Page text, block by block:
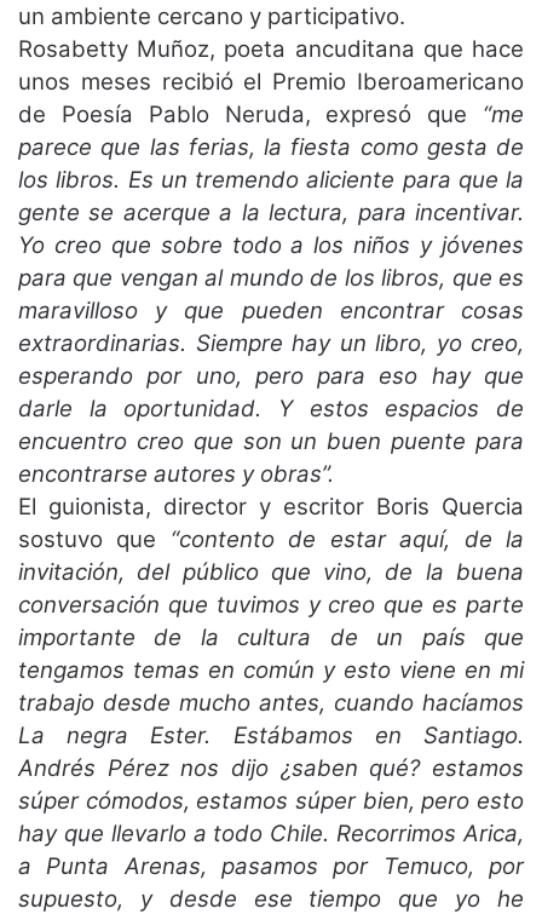
un ambiente cercano y participativo.
Rosabetty Muñoz, poeta ancuditana que hace
unos meses recibió el Premio Iberoamericano
de Poesía Pablo Neruda, expresó que “me
parece que las ferias, la fiesta como gesta de
los libros. Es un tremendo aliciente para que la
gente se acerque a la lectura, para incentivar.
Yo creo que sobre todo a los niños y jóvenes
para que vengan al mundo de los libros, que es
maravilloso y que pueden encontrar cosas
extraordinarias. Siempre hay un libro, yo creo,
esperando por uno, pero para eso hay que
darle la oportunidad. Y estos espacios de
encuentro creo que son un buen puente para
encontrarse autores y obras”.
El guionista, director y escritor Boris Quercia
sostuvo que “contento de estar aquí, de la
invitación, del público que vino, de la buena
conversación que tuvimos y creo que es parte
importante de la cultura de un país que
tengamos temas en común y esto viene en mi
trabajo desde mucho antes, cuando hacíamos
La negra Ester. Estábamos en Santiago.
Andrés Pérez nos dijo ¿saben qué? estamos
súper cómodos, estamos súper bien, pero esto
hay que llevarlo a todo Chile. Recorrimos Arica,
a Punta Arenas, pasamos por Temuco, por
supuesto, y desde ese tiempo que yo he